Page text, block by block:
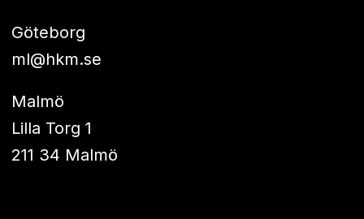
Göteborg
ml@hkm.se
Malmö
Lilla Torg 1
211 34 Malmö